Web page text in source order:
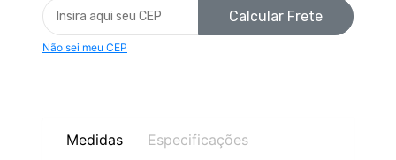
Calcular Frete
Não sei meu CEP
Medidas Especificações